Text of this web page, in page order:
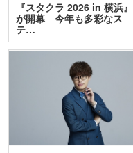
『スタクラ 2026 in 横浜』
が開幕 今年も多彩なス
テ…